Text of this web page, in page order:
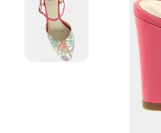
Акции / Новости
Адреса магазинов